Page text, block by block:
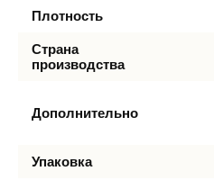
Плотность
Страна
производства
Дополнительно
Упаковка